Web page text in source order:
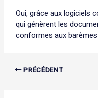
Oui, grâce aux logiciels
qui génèrent les
conformes aux barèmes
PRÉCÉDENT